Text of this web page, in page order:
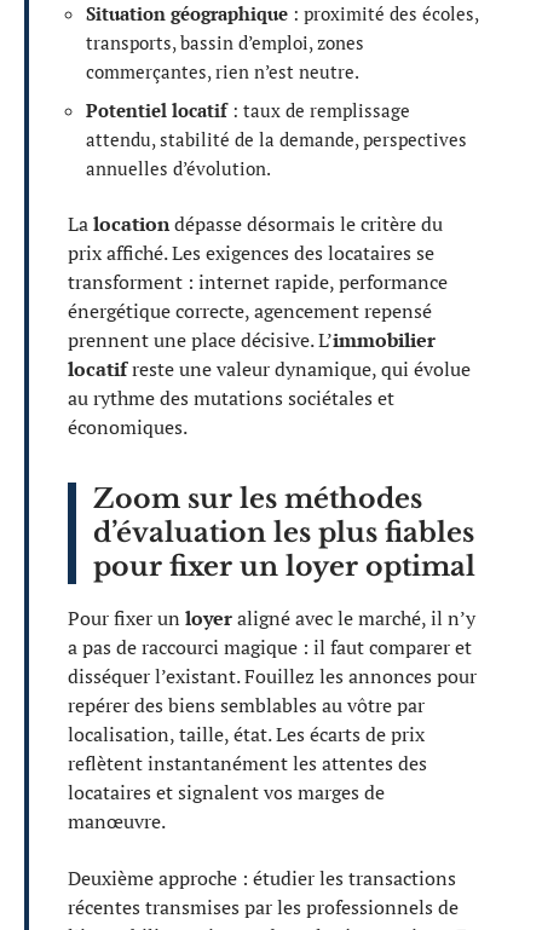
Situation géographique : proximité des écoles,
transports, bassin d’emploi, zones
commerçantes, rien n’est neutre.
Potentiel locatif: taux de remplissage
attendu, stabilité de la demande, perspectives
annuelles d’évolution.
Lalocationdépasse désormais le critère du
prix affiché. Les exigences des locataires se
transforment : internet rapide, performance
énergétique correcte, agencement repensé
prennent une place décisive. L’immobilier
locatifreste une valeur dynamique, qui évolue
au rythme des mutations sociétales et
économiques.
Zoom sur les méthodes
d’évaluation les plus fiables
pour fixer un loyer optimal
Pour fixer un loyeraligné avec le marché, il n’y
a pas de raccourci magique : il faut comparer et
disséquer l’existant. Fouillez les annonces pour
repérer des biens semblables au vôtre par
localisation, taille, état. Les écarts de prix
reflètent instantanément les attentes des
locataires et signalent vos marges de
manœuvre.
Deuxième approche : étudier les transactions
récentes transmises par les professionnels de